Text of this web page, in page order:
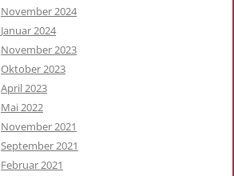
November 2024
Januar 2024
November 2023
Oktober 2023
April 2023
Mai 2022
November 2021
September 2021
Februar 2021